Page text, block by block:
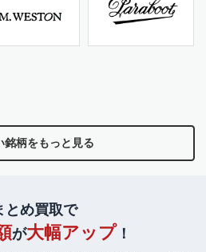
銘柄をもっと見る
とめ買取で
が大幅アップ！